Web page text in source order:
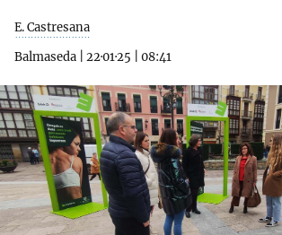
E. Castresana
Balmaseda
22·01·25 08:41